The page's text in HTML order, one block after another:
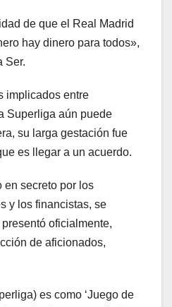
de que el Real Madrid
hay dinero para todos»,
Ser.
implicados entre
Superliga aún puede
su larga gestación fue
es llegar a un acuerdo.
en secreto por los
y los financistas, se
oficialmente,
de aficionados,
es como ‘Juego de